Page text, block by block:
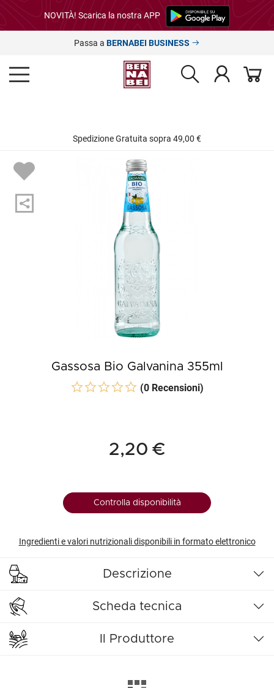
NOVITÀ! Scarica la nostra APP
Passa a BERNABEI BUSINESS
Spedizione Gratuita sopra 49,00 €
Gassosa Bio Galvanina 355ml
(0 Recensioni)
2,20 €
Controlla disponibilità
Ingredienti e valori nutrizionali disponibili in formato elettronico
Descrizione
Scheda tecnica
Il Produttore